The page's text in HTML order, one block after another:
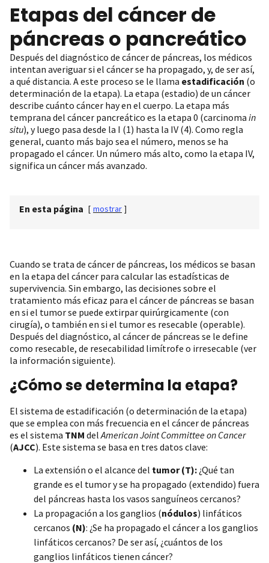
Etapas del cáncer de
páncreas o pancreático
Después del diagnóstico de cáncer de páncreas, los médicos
intentan averiguar si el cáncer se ha propagado, y, de ser así,
a qué distancia. A este proceso se le llama estadificación (o
determinación de la etapa). La etapa (estadio) de un cáncer
describe cuánto cáncer hay en el cuerpo. La etapa más
temprana del cáncer pancreático es la etapa 0 (carcinoma in
situ), y luego pasa desde la I (1) hasta la IV (4). Como regla
general, cuanto más bajo sea el número, menos se ha
propagado el cáncer. Un número más alto, como la etapa IV,
significa un cáncer más avanzado.
En esta página [ mostrar ]
Cuando se trata de cáncer de páncreas, los médicos se basan
en la etapa del cáncer para calcular las estadísticas de
supervivencia. Sin embargo, las decisiones sobre el
tratamiento más eficaz para el cáncer de páncreas se basan
en si el tumor se puede extirpar quirúrgicamente (con
cirugía), o también en si el tumor es resecable (operable).
Después del diagnóstico, al cáncer de páncreas se le define
como resecable, de resecabilidad limítrofe o irresecable (ver
la información siguiente).
¿Cómo se determina la etapa?
El sistema de estadificación (o determinación de la etapa)
que se emplea con más frecuencia en el cáncer de páncreas
es el sistema TNM delAmerican Joint Committee on Cancer
(AJCC). Este sistema se basa en tres datos clave:
La extensión o el alcance del tumor (T): ¿Qué tan
grande es el tumor y se ha propagado (extendido) fuera
del páncreas hasta los vasos sanguíneos cercanos?
La propagación a los ganglios (nódulos) linfáticos
cercanos (N): ¿Se ha propagado el cáncer a los ganglios
linfáticos cercanos? De ser así, ¿cuántos de los
ganglios linfáticos tienen cáncer?